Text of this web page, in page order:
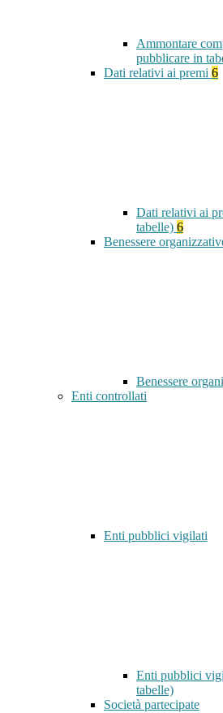
Ammontare
pubblicare in
Dati relativi ai premi 6
Dati relativi ai
tabelle) 6
Benessere
Benessere
Enti controllati
Enti pubblici vigilati
Enti pubblici
tabelle)
Società partecipate